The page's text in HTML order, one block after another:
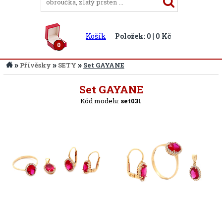
0
Košík Položek: 0 | 0 Kč
» Přívěsky » SETY » Set GAYANE
Set GAYANE
Kód modelu: set031